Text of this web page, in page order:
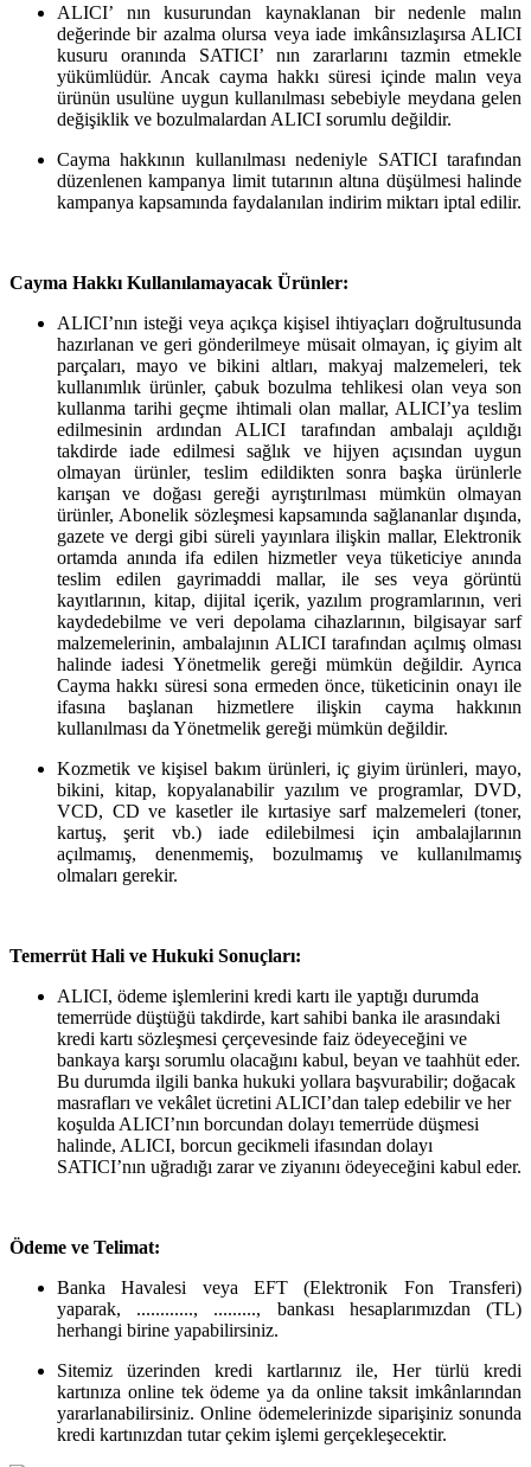
ALICI’ nın kusurundan kaynaklanan bir nedenle malın
değerinde bir azalma olursa veya iade imkânsızlaşırsa ALICI
kusuru oranında SATICI’ nın zararlarını tazmin etmekle
yükümlüdür. Ancak cayma hakkı süresi içinde malın veya
ürünün usulüne uygun kullanılması sebebiyle meydana gelen
değişiklik ve bozulmalardan ALICI sorumlu değildir.
Cayma hakkının kullanılması nedeniyle SATICI tarafından
düzenlenen kampanya limit tutarının altına düşülmesi halinde
kampanya kapsamında faydalanılan indirim miktarı iptal edilir.
Cayma Hakkı Kullanılamayacak Ürünler:
ALICI’nın isteği veya açıkça kişisel ihtiyaçları doğrultusunda
hazırlanan ve geri gönderilmeye müsait olmayan, iç giyim alt
parçaları, mayo ve bikini altları, makyaj malzemeleri, tek
kullanımlık ürünler, çabuk bozulma tehlikesi olan veya son
kullanma tarihi geçme ihtimali olan mallar, ALICI’ya teslim
edilmesinin ardından ALICI tarafından ambalajı açıldığı
takdirde iade edilmesi sağlık ve hijyen açısından uygun
olmayan ürünler, teslim edildikten sonra başka ürünlerle
karışan ve doğası gereği ayrıştırılması mümkün olmayan
ürünler, Abonelik sözleşmesi kapsamında sağlananlar dışında,
gazete ve dergi gibi süreli yayınlara ilişkin mallar, Elektronik
ortamda anında ifa edilen hizmetler veya tüketiciye anında
teslim edilen gayrimaddi mallar, ile ses veya görüntü
kayıtlarının, kitap, dijital içerik, yazılım programlarının, veri
kaydedebilme ve veri depolama cihazlarının, bilgisayar sarf
malzemelerinin, ambalajının ALICI tarafından açılmış olması
halinde iadesi Yönetmelik gereği mümkün değildir. Ayrıca
Cayma hakkı süresi sona ermeden önce, tüketicinin onayı ile
ifasına başlanan hizmetlere ilişkin cayma hakkının
kullanılması da Yönetmelik gereği mümkün değildir.
Kozmetik ve kişisel bakım ürünleri, iç giyim ürünleri, mayo,
bikini, kitap, kopyalanabilir yazılım ve programlar, DVD,
VCD, CD ve kasetler ile kırtasiye sarf malzemeleri (toner,
kartuş, şerit vb.) iade edilebilmesi için ambalajlarının
açılmamış, denenmemiş, bozulmamış ve kullanılmamış
olmaları gerekir.
Temerrüt Hali ve Hukuki Sonuçları:
ALICI, ödeme işlemlerini kredi kartı ile yaptığı durumda
temerrüde düştüğü takdirde, kart sahibi banka ile arasındaki
kredi kartı sözleşmesi çerçevesinde faiz ödeyeceğini ve
bankaya karşı sorumlu olacağını kabul, beyan ve taahhüt eder.
Bu durumda ilgili banka hukuki yollara başvurabilir; doğacak
masrafları ve vekâlet ücretini ALICI’dan talep edebilir ve her
koşulda ALICI’nın borcundan dolayı temerrüde düşmesi
halinde, ALICI, borcun gecikmeli ifasından dolayı
SATICI’nın uğradığı zarar ve ziyanını ödeyeceğini kabul eder.
Ödeme ve Telimat:
Banka Havalesi veya EFT (Elektronik Fon Transferi)
yaparak, ............, ........., bankası hesaplarımızdan (TL)
herhangi birine yapabilirsiniz.
Sitemiz üzerinden kredi kartlarınız ile, Her türlü kredi
kartınıza online tek ödeme ya da online taksit imkânlarından
yararlanabilirsiniz. Online ödemelerinizde siparişiniz sonunda
kredi kartınızdan tutar çekim işlemi gerçekleşecektir.